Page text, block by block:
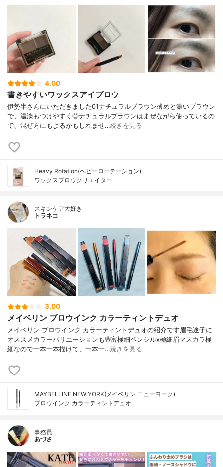
4.00
書きやすいワックスアイブロウ
伊勢半さんにいただきました01ナチュラルブラウン薄めと濃いブラウン
で、濃淡もつけやすく◎ナチュラルブラウンはまぜながら使っているの
で、混ぜ方にもよるかもしれませ…続きを見る
Heavy Rotation(ヘビーローテーション)
ワックスブロウクリエイター
スキンケア大好き
トラネコ
3.00
メイベリン ブロウインク カラーティントデュオ
メイベリン ブロウインク カラーティントデュオの紹介です眉毛迷子に
オススメカラーバリエーションも豊富極細ペンシルx極細眉マスカラ極
細なので一本一本描けて、一本一…続きを見る
MAYBELLINE NEW YORK(メイベリン ニューヨーク)
ブロウインク カラーティントデュオ
事務員
あづさ